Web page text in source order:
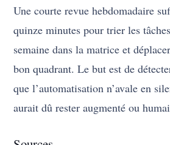
Une courte revue hebdomadaire
quinze minutes pour trier les
semaine dans la matrice et
bon quadrant. Le but est de
que l’automatisation n’avale en
aurait dû rester augmenté ou